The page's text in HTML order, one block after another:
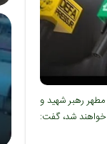
مطهر رهبر شهید و
خواهند شد، گفت: